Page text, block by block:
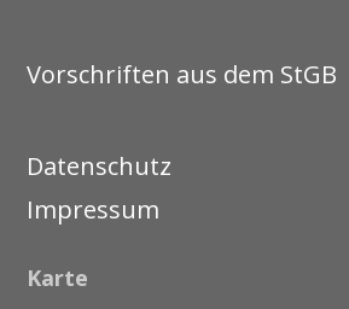
Vorschriften aus dem StGB
Datenschutz
Impressum
Karte